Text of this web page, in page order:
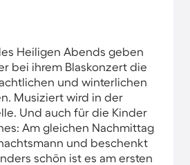
Heiligen Abends geben
bei ihrem Blaskonzert die
und winterlichen
Musiziert wird in der
Und auch für die Kinder
Am gleichen Nachmittag
und beschenkt
schön ist es am ersten